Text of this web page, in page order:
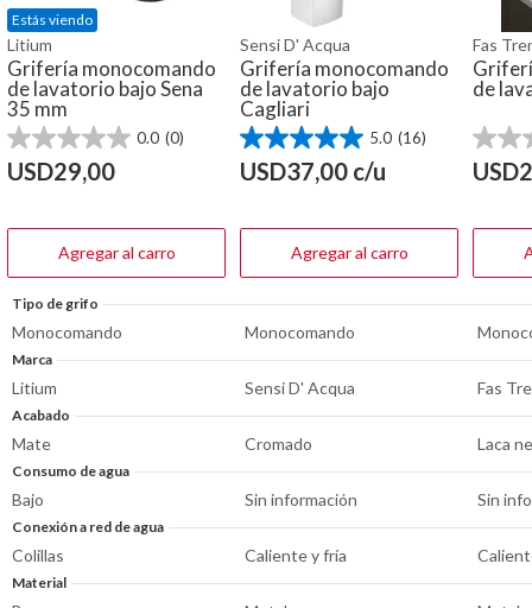
Estás viendo
Litium
Grifería monocomando
de lavatorio bajo Sena
35 mm
0.0 (0)
0.0
de
5
USD29,00
Agregar al carro
Sensi D' Acqua
Grifería monocomando
de lavatorio bajo
Cagliari
5.0 (16)
5.0
de
5
USD37,00 c/u
Agregar al carro
Fas
de
0.0
de
5
USD
Tipo de grifo
Monocomando Monocomando
Marca
Litium Sensi D' Acqua Fas
Acabado
Mate Cromado Laca
Consumo de agua
Bajo Sin información Sin
Conexión a red de agua
Colillas Caliente y fría
Material